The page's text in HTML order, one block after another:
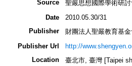
Source
聖嚴思想國際學術研
Date
2010.05.30/31
Publisher
財團法人聖嚴教育基
Publisher Url
http://
Location
臺北市, 臺灣 [Taipei